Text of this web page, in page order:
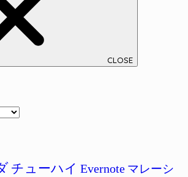
CLOSE
チューハイ Evernote マレーシ